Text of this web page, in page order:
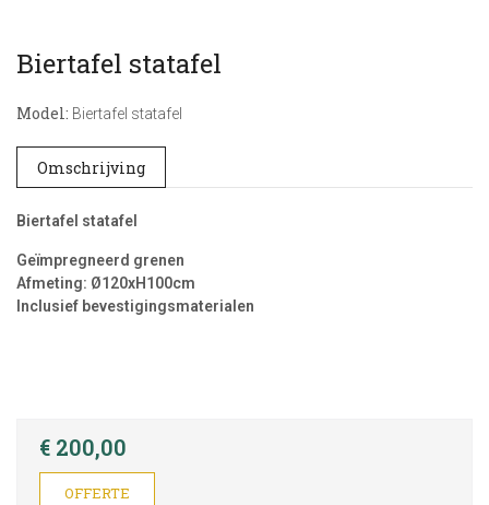
Biertafel statafel
Model: Biertafel statafel
Omschrijving
Biertafel statafel
Geïmpregneerd grenen
Afmeting: Ø120xH100cm
Inclusief bevestigingsmaterialen
€ 200,00
OFFERTE